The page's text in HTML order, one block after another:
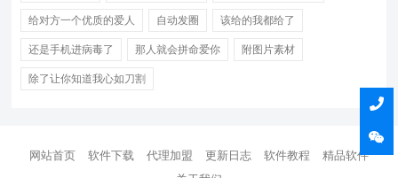
给对方一个优质的爱人 自动发圈 该给的我都给了
还是手机进病毒了 那人就会拼命爱你 附图片素材
除了让你知道我心如刀割
网站首页 软件下载 代理加盟 更新日志 软件教程
精品软件